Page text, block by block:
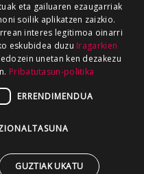
eta gailuaren ezaugarriak
soilik aplikatzen zaizkio.
interes legitimoa oinarri
eskubidea duzu Iragarkien
unetan ken dezakezu
Pribatutasun-politika
ERRENDIMENDUA
GUZTIAK UKATU